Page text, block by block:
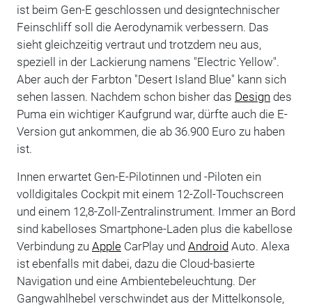
ist beim Gen-E geschlossen und designtechnischer
Feinschliff soll die Aerodynamik verbessern. Das
sieht gleichzeitig vertraut und trotzdem neu aus,
speziell in der Lackierung namens "Electric Yellow".
Aber auch der Farbton "Desert Island Blue" kann sich
sehen lassen. Nachdem schon bisher das Design des
Puma ein wichtiger Kaufgrund war, dürfte auch die E-
Version gut ankommen, die ab 36.900 Euro zu haben
ist.
Innen erwartet Gen-E-Pilotinnen und -Piloten ein
volldigitales Cockpit mit einem 12-Zoll-Touchscreen
und einem 12,8-Zoll-Zentralinstrument. Immer an Bord
sind kabelloses Smartphone-Laden plus die kabellose
Verbindung zu AppleCarPlay und AndroidAuto. Alexa
ist ebenfalls mit dabei, dazu die Cloud-basierte
Navigation und eine Ambientebeleuchtung. Der
Gangwahlhebel verschwindet aus der Mittelkonsole,